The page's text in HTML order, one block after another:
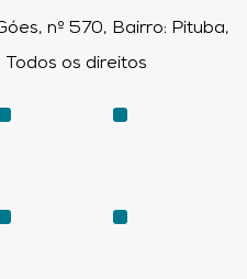
nº 570, Bairro: Pituba,
os direitos